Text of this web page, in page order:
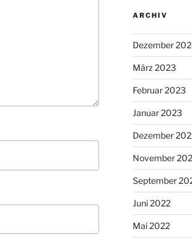
ARCHIV
Dezember
März 2023
Februar 2023
Januar 2023
Dezember
November
September
Juni 2022
Mai 2022